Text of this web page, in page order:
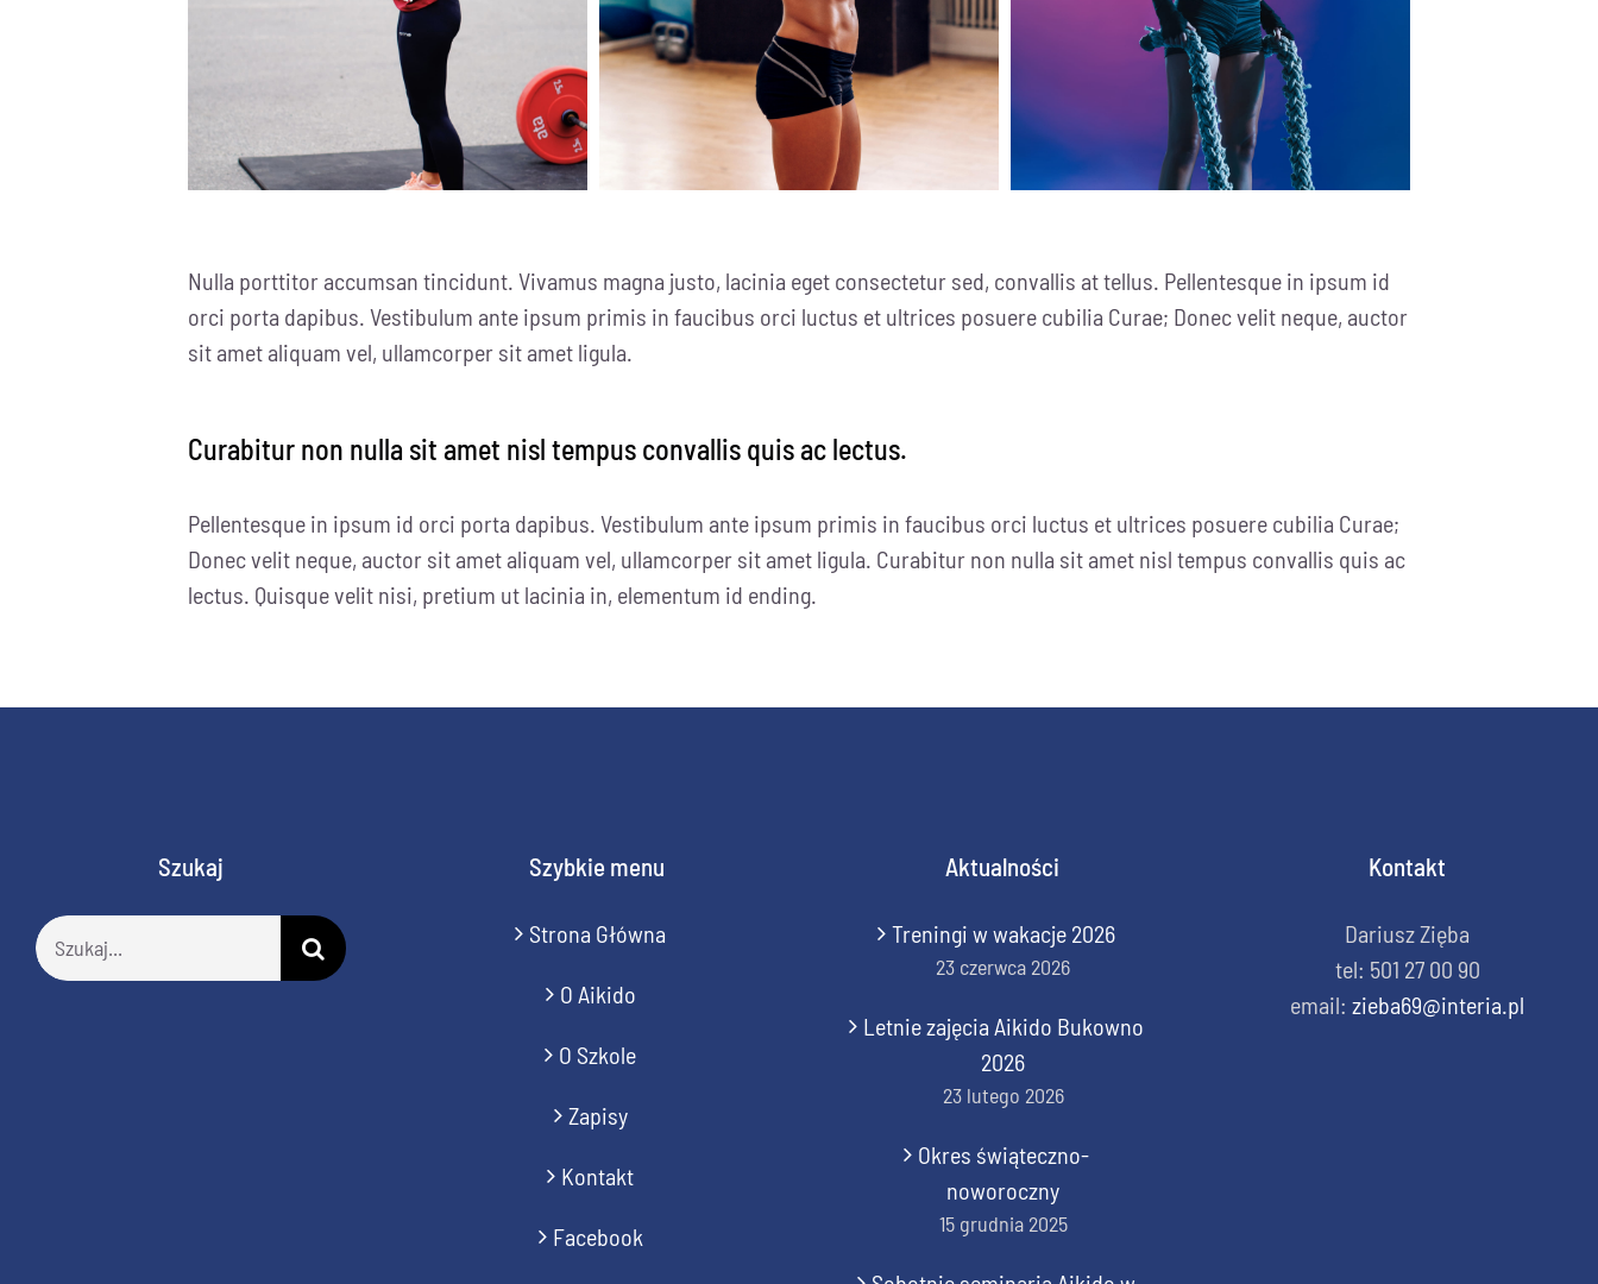
Nulla porttitor accumsan tincidunt. Vivamus magna justo, lacinia eget consectetur sed, convallis at tellus. Pellentesque in ipsum id
orci porta dapibus. Vestibulum ante ipsum primis in faucibus orci luctus et ultrices posuere cubilia Curae; Donec velit neque, auctor
sit amet aliquam vel, ullamcorper sit amet ligula.
Curabitur non nulla sit amet nisl tempus convallis quis ac lectus.
Pellentesque in ipsum id orci porta dapibus. Vestibulum ante ipsum primis in faucibus orci luctus et ultrices posuere cubilia Curae;
Donec velit neque, auctor sit amet aliquam vel, ullamcorper sit amet ligula. Curabitur non nulla sit amet nisl tempus convallis quis ac
lectus. Quisque velit nisi, pretium ut lacinia in, elementum id ending.
Szukaj
Szukaj
Szybkie menu
Strona Główna
O Aikido
O Szkole
Zapisy
Kontakt
Facebook
Aktualności
Treningi w wakacje 2026
23 czerwca 2026
Letnie zajęcia Aikido Bukowno
2026
23 lutego 2026
Okres świąteczno-
noworoczny
15 grudnia 2025
Kontakt
Dariusz Zięba
tel: 501 27 00 90
email: zieba69@interia.pl